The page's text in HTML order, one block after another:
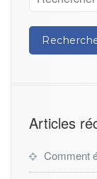
Articles
Comment